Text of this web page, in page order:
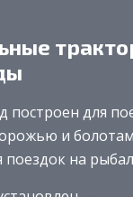
построен для
и
на